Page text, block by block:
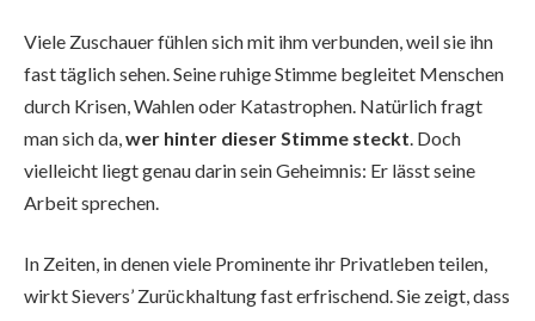
Viele Zuschauer fühlen sich mit ihm verbunden, weil sie ihn
fast täglich sehen. Seine ruhige Stimme begleitet Menschen
durch Krisen, Wahlen oder Katastrophen. Natürlich fragt
man sich da, wer hinter dieser Stimme steckt . Doch
vielleicht liegt genau darin sein Geheimnis: Er lässt seine
Arbeit sprechen.
In Zeiten, in denen viele Prominente ihr Privatleben teilen,
wirkt Sievers’ Zurückhaltung fast erfrischend. Sie zeigt, dass